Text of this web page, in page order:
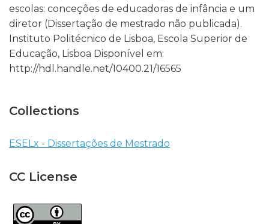
escolas: conceções de educadoras de infância e um
diretor (Dissertação de mestrado não publicada).
Instituto Politécnico de Lisboa, Escola Superior de
Educação, Lisboa Disponível em:
http://hdl.handle.net/10400.21/16565
Collections
ESELx - Dissertações de Mestrado
CC License